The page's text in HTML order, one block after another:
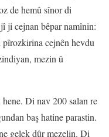
de hemû sînor di
ji cejnan bêpar namînin:
cejnên hevdu
mezin û
Di nav 200 salan re
baş hatine parastin.
gelek dûr mezelin. Di